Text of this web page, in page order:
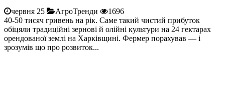
червня 25 АгроТренди
1696
40-50 тисяч гривень на рік. Саме такий чистий прибуток
обіцяли традиційні зернові й олійні культури на 24 гектарах
орендованої землі на Харківщині. Фермер порахував — і
зрозумів що про розвиток...